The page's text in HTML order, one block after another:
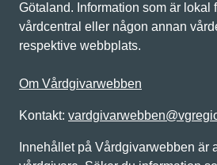
Götaland. Information som är lokal
vårdcentral eller någon annan
respektive webbplats.
Om Vårdgivarwebben
Kontakt:
Innehållet på Vårdgivarwebben är